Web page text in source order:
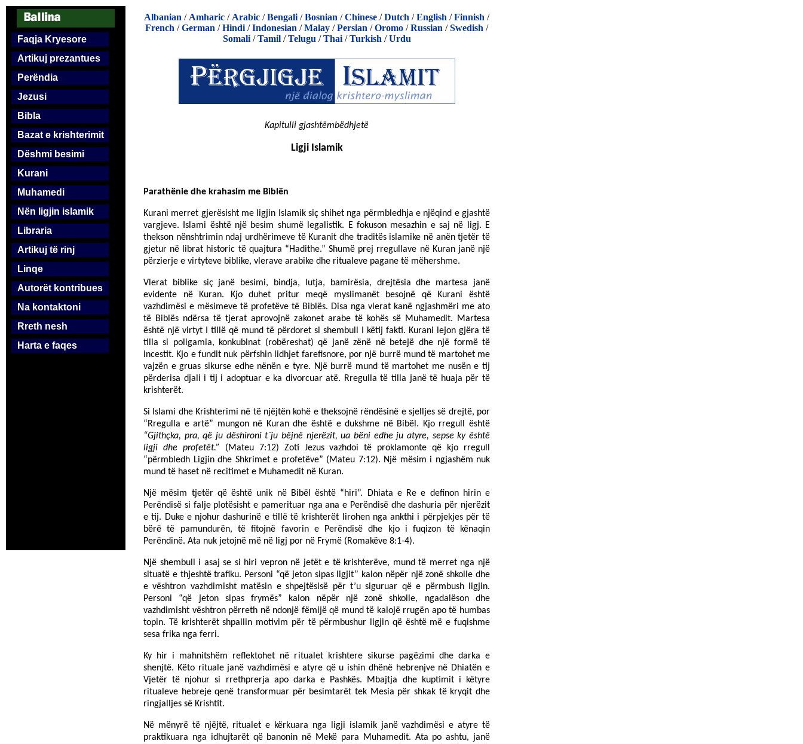
Faqja Kryesore
Artikuj prezantues
Perëndia
Jezusi
Bibla
Bazat e krishterimit
Dëshmi besimi
Kurani
Muhamedi
Nën ligjin islamik
Libraria
Artikuj të rinj
Linqe
Autorët kontribues
Na kontaktoni
Rreth nesh
Harta e faqes
Albanian / Amharic / Arabic /Bengali /Bosnian /Chinese /Dutch /English /Finnish /
French /German /Hindi /Indonesian /Malay /Persian /Oromo /Russian /Swedish /
Somali/Tamil/Telugu /Thai/Turkish /Urdu
Kapitulli gjashtëmbëdhjetë
Ligji Islamik
Parathënie dhe krahasim me Biblën
Kurani merret gjerësisht me ligjin Islamik siç shihet nga përmbledhja e njëqind e gjashtë
vargjeve. Islami është një besim shumë legalistik. E fokuson mesazhin e saj në ligj. E
thekson nënshtrimin ndaj urdhërimeve të Kuranit dhe traditës islamike në anën tjetër të
gjetur në librat historic të quajtura “Hadithe.” Shumë prej rregullave në Kuran janë një
përzierje e virtyteve biblike, vlerave arabike dhe ritualeve pagane të mëhershme.
Vlerat biblike siç janë besimi, bindja, lutja, bamirësia, drejtësia dhe martesa janë
evidente në Kuran. Kjo duhet pritur meqë myslimanët besojnë që Kurani është
vazhdimësi e mësimeve të profetëve të Biblës. Disa nga vlerat kanë ngjashmëri me ato
të Biblës ndërsa të tjerat aprovojnë zakonet arabe të kohës së Muhamedit. Martesa
është një virtyt I tillë që mund të përdoret si shembull I këtij fakti. Kurani lejon gjëra të
tilla si poligamia, konkubinat (robëreshat) që janë zënë në betejë dhe një formë të
incestit. Kjo e fundit nuk përfshin lidhjet farefisnore, por një burrë mund të martohet me
vajzën e gruas sikurse edhe nënën e tyre. Një burrë mund të martohet me nusën e tij
përderisa djali i tij i adoptuar e ka divorcuar atë. Rregulla të tilla janë të huaja për të
krishterët.
Si Islami dhe Krishterimi në të njëjtën kohë e theksojnë rëndësinë e sjelljes së drejtë, por
“Rregulla e artë” mungon në Kuran dhe është e dukshme në Bibël. Kjo rregull është
“Gjithçka, pra, që ju dëshironi t`ju bëjnë njerëzit, ua bëni edhe ju atyre, sepse ky është
ligji dhe profetët.” (Mateu 7:12) Zoti Jezus vazhdoi të proklamonte që kjo rregull
“përmbledh Ligjin dhe Shkrimet e profetëve” (Mateu 7:12). Një mësim i ngjashëm nuk
mund të haset në recitimet e Muhamedit në Kuran.
Një mësim tjetër që është unik në Bibël është “hiri”. Dhiata e Re e definon hirin e
Perëndisë si falje plotësisht e pamerituar nga ana e Perëndisë dhe dashuria për njerëzit
e tij. Duke e njohur dashurinë e tillë të krishterët lirohen nga ankthi i përpjekjes për të
bërë të pamundurën, të fitojnë favorin e Perëndisë dhe kjo i fuqizon të kënaqin
Perëndinë. Ata nuk jetojnë më në ligj por në Frymë (Romakëve 8:1-4).
Një shembull i asaj se si hiri vepron në jetët e të krishterëve, mund të merret nga një
situatë e thjeshtë trafiku. Personi “që jeton sipas ligjit” kalon nëpër një zonë shkolle dhe
e vështron vazhdimisht matësin e shpejtësisë për t’u siguruar që e përmbush ligjin.
Personi “që jeton sipas frymës” kalon nëpër një zonë shkolle, ngadalëson dhe
vazhdimisht vështron përreth në ndonjë fëmijë që mund të kalojë rrugën apo të humbas
topin. Të krishterët shpallin motivim për të përmbushur ligjin që është më e fuqishme
sesa frika nga ferri.
Ky hir i mahnitshëm reflektohet në ritualet krishtere sikurse pagëzimi dhe darka e
shenjtë. Këto rituale janë vazhdimësi e atyre që u ishin dhënë hebrenjve në Dhiatën e
Vjetër të njohur si rrethprerja apo darka e Pashkës. Mbajtja dhe kuptimit i këtyre
ritualeve hebreje qenë transformuar për besimtarët tek Mesia për shkak të kryqit dhe
ringjalljes së Krishtit.
Në mënyrë të njëjtë, ritualet e kërkuara nga ligji islamik janë vazhdimësi e atyre të
praktikuara nga idhujtarët që banonin në Mekë para Muhamedit. Ata po ashtu, janë